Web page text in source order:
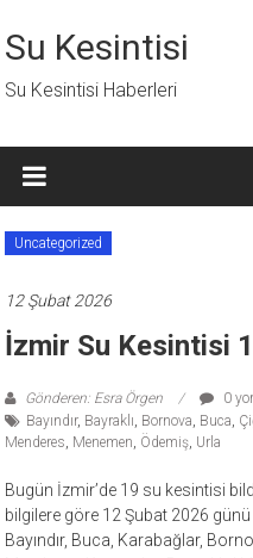
geç
Su Kesintisi
Su Kesintisi Haberleri
Uncategorized
12 Şubat 2026
İzmir Su Kesintisi
Gönderen: Esra Örgen
0
Bayındır, Bayraklı, Bornova, Buca,
Menderes, Menemen, Ödemiş, Urla
Bugün İzmir’de 19 su kesintisi
bilgilere göre 12 Şubat 2026
Bayındır, Buca, Karabağlar,